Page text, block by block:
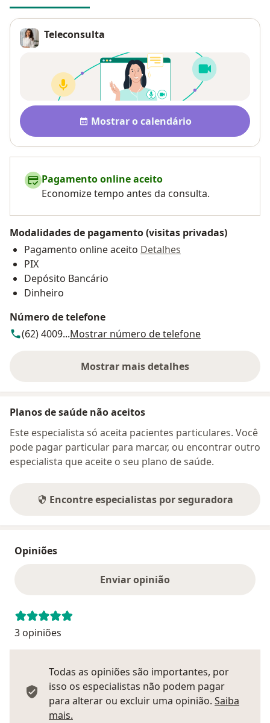
Teleconsulta
Disponibilidade
Mostrar o calendário
Pagamento online aceito
Economize tempo antes da consulta.
Modalidades de pagamento (visitas privadas)
Pagamento online aceito Detalhes
PIX
Depósito Bancário
Dinheiro
Número de telefone
(62) 4009...Mostrar número de telefone
Mostrar mais detalhes
sobre o endereço
Planos de saúde não aceitos
Este especialista só aceita pacientes particulares. Você
pode pagar particular para marcar, ou encontrar outro
especialista que aceite o seu plano de saúde.
Encontre especialistas por seguradora
Opiniões
Enviar opinião
3 opiniões
Todas as opiniões são importantes, por
isso os especialistas não podem pagar
para alterar ou excluir uma opinião. Saiba
mais.